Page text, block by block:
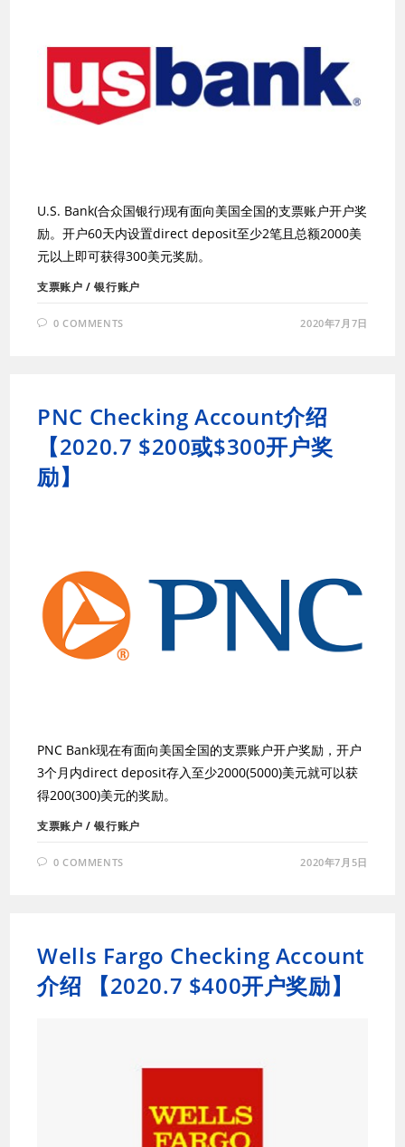
U.S. Bank(合众国银行)现有面向美国全国的支票账户开户奖
励。开户60天内设置direct deposit至少2笔且总额2000美
元以上即可获得300美元奖励。
支票账户 /银行账户
0 COMMENTS 2020年7月7日
PNC Checking Account介绍
【2020.7 $200或$300开户奖
励】
PNC Bank现在有面向美国全国的支票账户开户奖励，开户
3个月内direct deposit存入至少2000(5000)美元就可以获
得200(300)美元的奖励。
支票账户 /银行账户
0 COMMENTS 2020年7月5日
Wells Fargo Checking Account
介绍 【2020.7 $400开户奖励】